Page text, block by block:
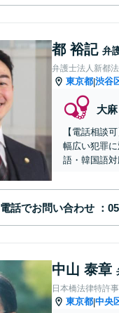
都 裕記 弁
弁護士法人新都
東京都|渋谷
大
【電話相談
幅広い犯罪
語・韓国語対
電話でお問い合わせ
中山 泰章
日本橋法律特許
東京都|中央